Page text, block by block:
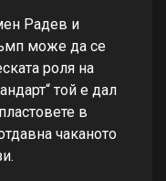
Радев и
може да се
роля на
той е дал
в
чаканото